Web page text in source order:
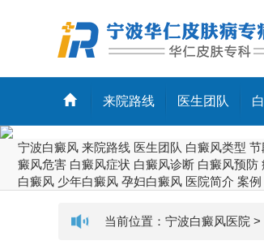
来院路线 医生团队
宁波白癜风 来院路线 医生团队 白癜风类型 节
癜风危害 白癜风症状 白癜风诊断 白癜风预防
白癜风 少年白癜风 孕妇白癜风 医院简介 案例
当前位置： 宁波白癜风医院 >